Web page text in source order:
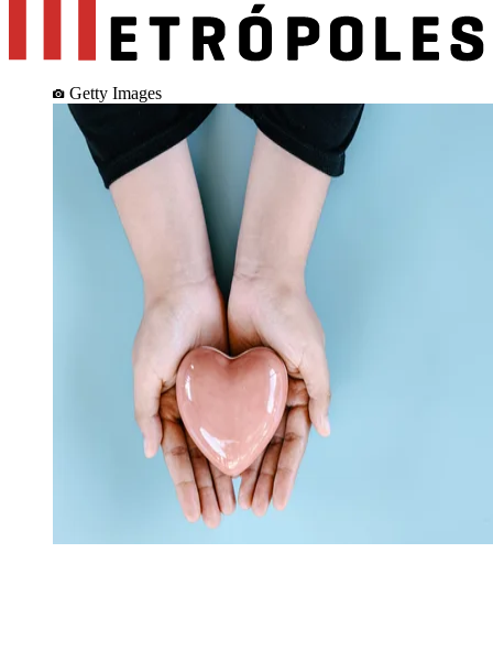
Getty Images